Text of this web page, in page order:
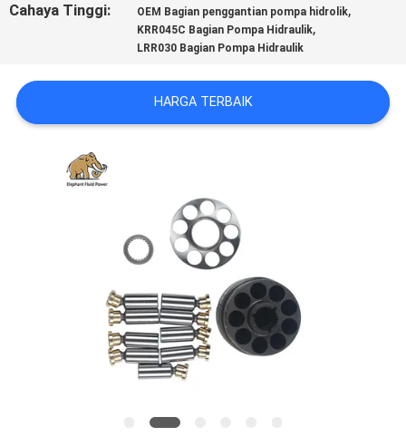
POLICY
Cahaya Tinggi: OEM Bagian penggantian pompa hidrolik,
KRR045C Bagian Pompa Hidraulik,
LRR030 Bagian Pompa Hidraulik
HARGA TERBAIK